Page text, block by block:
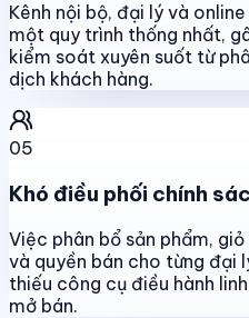
Kênh nội bộ, đại lý và
một quy trình thống nhất,
kiểm soát xuyên suốt từ
dịch khách hàng.
05
Khó điều phối chính
Việc phân bổ sản phẩm,
và quyền bán cho từng đại
thiếu công cụ điều hành
mở bán.